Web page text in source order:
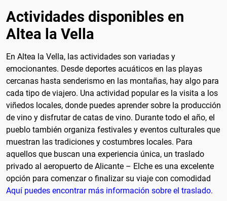
Actividades disponibles en
Altea la Vella
En Altea la Vella, las actividades son variadas y
emocionantes. Desde deportes acuáticos en las playas
cercanas hasta senderismo en las montañas, hay algo para
cada tipo de viajero. Una actividad popular es la visita a los
viñedos locales, donde puedes aprender sobre la producción
de vino y disfrutar de catas de vino. Durante todo el año, el
pueblo también organiza festivales y eventos culturales que
muestran las tradiciones y costumbres locales. Para
aquellos que buscan una experiencia única, un traslado
privado al aeropuerto de Alicante – Elche es una excelente
opción para comenzar o finalizar su viaje con comodidad
Aquí puedes encontrar más información sobre el traslado.